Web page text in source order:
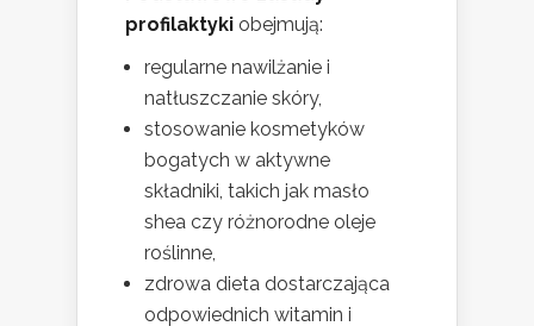
profilaktyki obejmują:
regularne nawilżanie i
natłuszczanie skóry,
stosowanie kosmetyków
bogatych w aktywne
składniki, takich jak masło
shea czy różnorodne oleje
roślinne,
zdrowa dieta dostarczająca
odpowiednich witamin i